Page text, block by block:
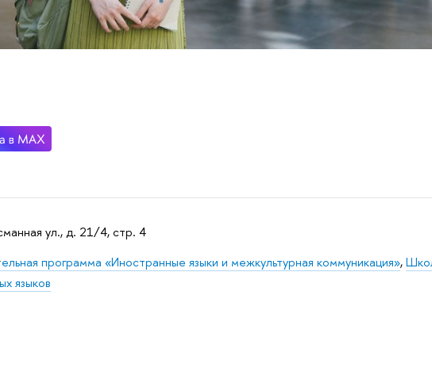
ул., д. 21/4, стр. 4
программа «Иностранные языки и межкультурная коммуникация»,
языков